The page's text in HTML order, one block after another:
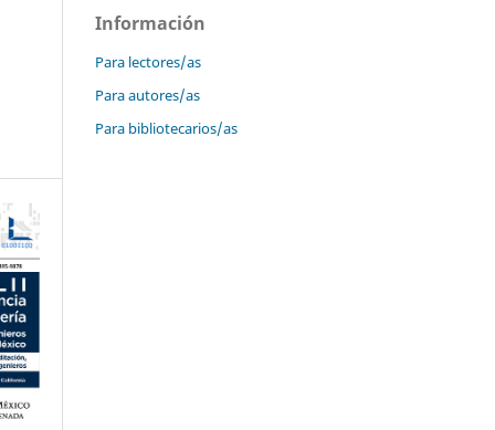
Información
Para lectores/as
Para autores/as
Para bibliotecarios/as